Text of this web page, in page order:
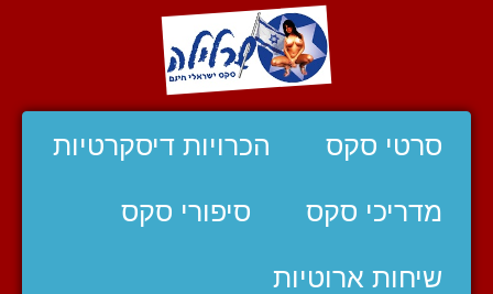
סרטי סקס הכרויות דיסקרטיות
מדריכי סקס סיפורי סקס
שיחות ארוטיות